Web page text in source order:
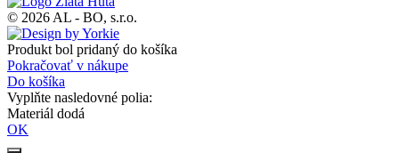
© 2026 AL - BO, s.r.o.
Produkt bol pridaný do košíka
Pokračovať v nákupe
Do košíka
Vyplňte nasledovné polia:
Materiál dodá
OK